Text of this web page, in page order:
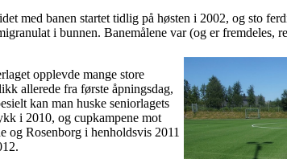
med banen startet tidlig på høsten i 2002, og sto
i bunnen. Banemålene var (og er fremdeles,
opplevde mange store
allerede fra første åpningsdag,
kan man huske seniorlagets
i 2010, og cupkampene mot
og Rosenborg i henholdsvis 2011